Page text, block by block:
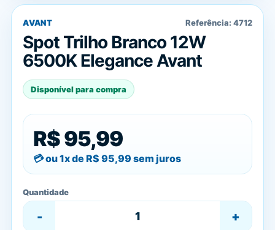
AVANT Referência: 4712
Spot Trilho Branco 12W
6500K Elegance Avant
Disponível para compra
R$ 95,99
ou 1x de R$ 95,99 sem juros
Quantidade
- +